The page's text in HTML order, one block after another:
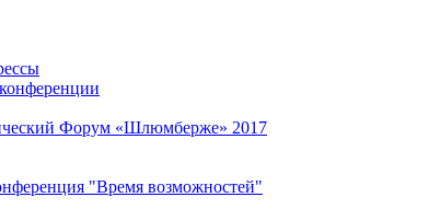
Форум «Шлюмберже» 2017
"Время возможностей"